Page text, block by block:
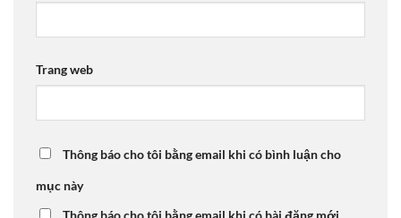
Trang web
Thông báo cho tôi bằng email khi có bình luận cho
mục này
Thông báo cho tôi bằng email khi có bài đăng mới